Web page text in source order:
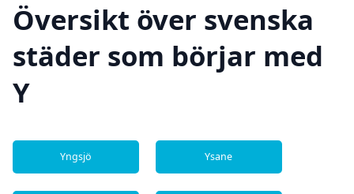
Översikt över svenska
städer som börjar med
Y
Yngsjö Ysane